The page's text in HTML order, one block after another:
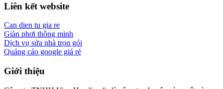
Liên kết website
Can dien tu gia re
Giàn phơi thông minh
Dịch vụ sửa nhà trọn gói
Quảng cáo google giá rẻ
Giới thiệu